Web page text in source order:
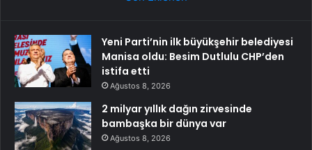
Yeni Parti’nin ilk büyükşehir belediyesi
Manisa oldu: Besim Dutlulu CHP’den
istifa etti
Ağustos 8, 2026
2 milyar yıllık dağın zirvesinde
bambaşka bir dünya var
Ağustos 8, 2026